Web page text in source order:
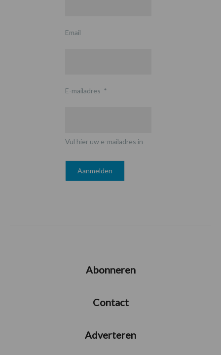
Email
E-mailadres *
Vul hier uw e-mailadres in
Abonneren
Contact
Adverteren